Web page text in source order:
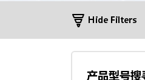
Hide Filters
产品型号搜